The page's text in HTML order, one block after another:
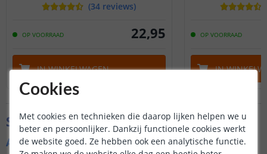
(34 reviews)
OP VOORRAAD 22,95
IN WINKELWAGEN
OP VOORRAAD
IN
Specificaties
Algemene kenmerken
Cookies
Met cookies en technieken die daarop lijken helpen we u
beter en persoonlijker. Dankzij functionele cookies werkt
de website goed. Ze hebben ook een analytische functie.